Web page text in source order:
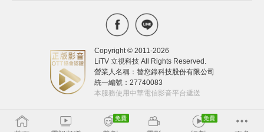
Copyright © 2011-2026
LiTV 立視科技 All Rights Reserved.
營業人名稱：替您錄科技股份有限公司
統一編號：27740083
本服務使用中華電信影音平台遞送